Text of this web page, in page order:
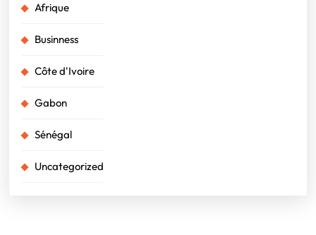
Afrique
Businness
Côte d'Ivoire
Gabon
Sénégal
Uncategorized